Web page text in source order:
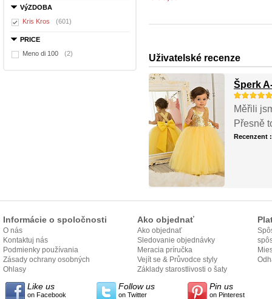
VýZDOBA
Kris Kros
(601)
PRICE
Meno di 100
(2) Uživatelské recenze
Šperk
Měřili
Přesně
Recenzent
Informácie o spoločnosti
O nás
Kontaktuj nás
Podmienky používania
Zásady ochrany osobných
údajov
Ohlasy
Ako objednať
Ako objednať
Sledovanie objednávky
Meracia príručka
Vejít se & Průvodce styly
Základy starostlivosti o šaty
Like us
on Facebook
Follow us
on Twitter
Pin us
on Pinterest